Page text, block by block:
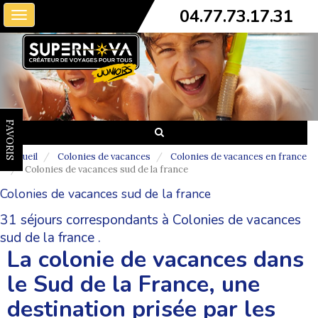
Toggle
navigation
04.77.73.17.31
FAVORIS
Accueil Colonies de vacances
Colonies de vacances en france
Colonies de vacances sud de la france
Colonies de vacances sud de la france
31 séjours correspondants à Colonies de vacances
sud de la france .
La colonie de vacances dans
le Sud de la France, une
destination prisée par les